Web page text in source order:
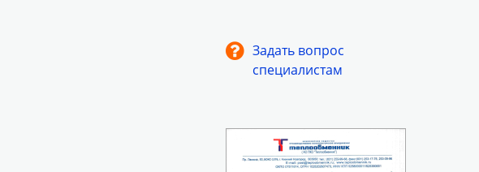
Задать вопрос
специалистам